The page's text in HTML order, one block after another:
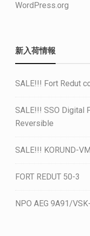
WordPress.org
新入荷情報
SALE!!! Fort Redut
SALE!!! SSO
Reversible
SALE!!! KORUND-
FORT REDUT 50-3
NPO AEG 9A91/